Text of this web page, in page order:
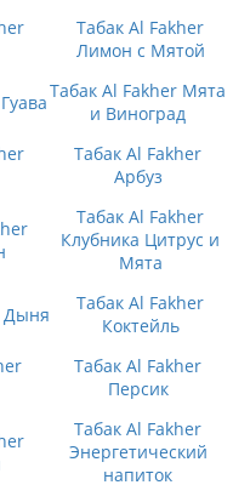
Табак Al Fakher
Лимон с Мятой
Табак Al Fakher Мята
и Виноград
Табак Al Fakher
Арбуз
Табак Al Fakher
Клубника Цитрус и
Мята
Дыня
Табак Al Fakher
Коктейль
Табак Al Fakher
Персик
Табак Al Fakher
Энергетический
напиток